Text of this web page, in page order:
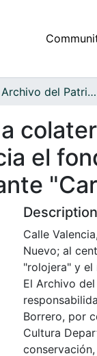
Fondo Archivo del Patrimonio Fotográfico y Fílmico del Valle del Cauca
el
Description
Calle
Nuevo; al
"rolojera" y el
El Archivo
Borrero, por
Cultura